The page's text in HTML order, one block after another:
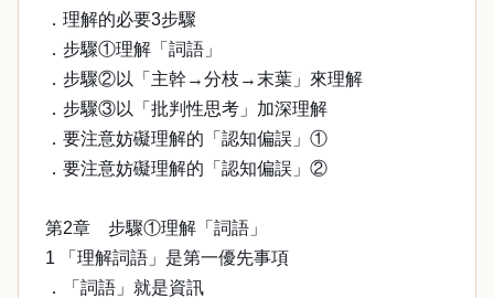
．理解的必要3步驟
．步驟①理解「詞語」
．步驟②以「主幹→分枝→末葉」來理解
．步驟③以「批判性思考」加深理解
．要注意妨礙理解的「認知偏誤」①
．要注意妨礙理解的「認知偏誤」②
第2章 步驟①理解「詞語」
1 「理解詞語」是第一優先事項
．「詞語」就是資訊